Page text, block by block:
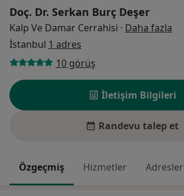
Doç. Dr. Serkan Burç Deşer
Kalp Ve Damar Cerrahisi · Daha fazla
İstanbul 1 adres
10 görüş
İletişim Bilgileri
Randevu talep et
Özgeçmiş Hizmetler Adresler